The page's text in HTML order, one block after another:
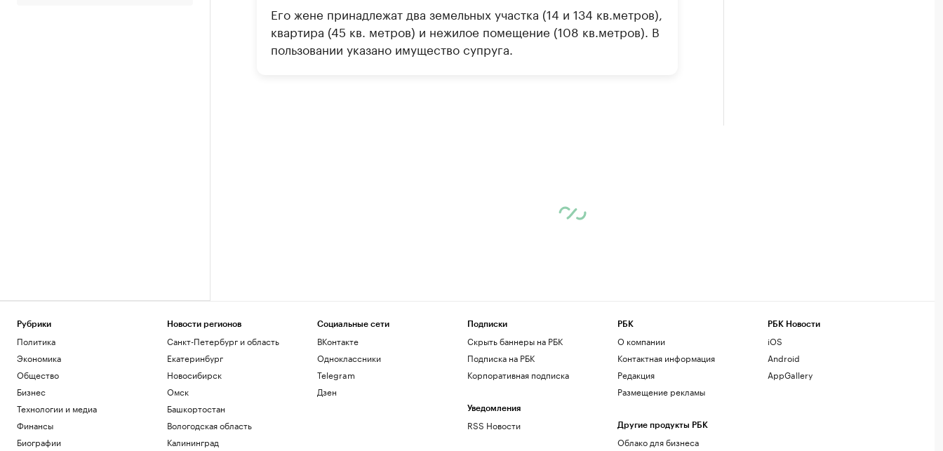
Его жене принадлежат два земельных участка (14 и 134 кв.метров),
квартира (45 кв. метров) и нежилое помещение (108 кв.метров). В
пользовании указано имущество супруга.
Рубрики
Политика
Экономика
Общество
Бизнес
Технологии и медиа
Финансы
Биографии
Новости регионов
Санкт-Петербург и область
Екатеринбург
Новосибирск
Омск
Башкортостан
Вологодская область
Калининград
Социальные сети
ВКонтакте
Одноклассники
Telegram
Дзен
Подписки
Скрыть баннеры на РБК
Подписка на РБК
Корпоративная подписка
Уведомления
RSS Новости
РБК
О компании
Контактная информация
Редакция
Размещение рекламы
Другие продукты РБК
Облако для бизнеса
РБК Новости
iOS
Android
AppGallery